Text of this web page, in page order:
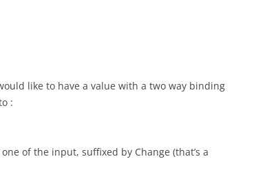
like to have a value with a two way binding
:
of the input, suffixed by Change (that’s a